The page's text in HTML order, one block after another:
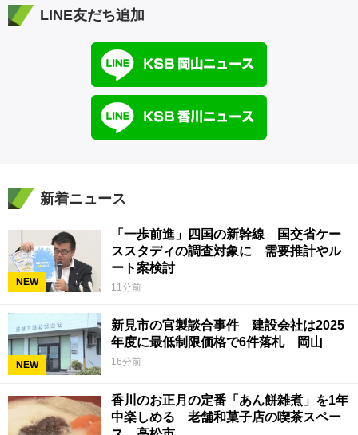
LINE友だち追加
新着ニュース
NEW
「一歩前進」四国の新幹線 国交省ケー
ススタディの調査対象に 需要推計やル
ート案検討
11分前
NEW
新見市の官製談合事件 建設会社は2025
年度に最低制限価格で6件落札 岡山
16分前
香川のお正月の定番「あん餅雑煮」を1年
中楽しめる 老舗和菓子店の喫茶スペー